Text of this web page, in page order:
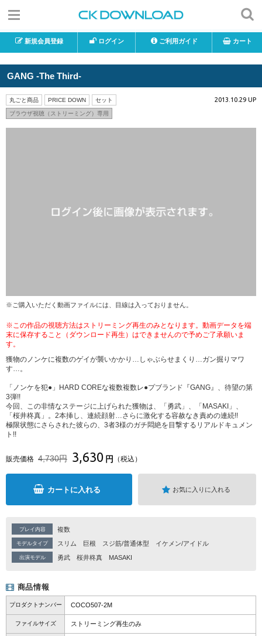
新規会員登録 ログイン ご利用ガイド カート
GANG -The Third-
丸ごと商品 PRICE DOWN セット
ブラウザ視聴（ストリーミング）専用
2013.10.29 UP
※ご購入いただく動画ファイルには、目線は入っておりません。
※この作品の視聴方法はストリーミング再生のみとなります。動画データを端
末に保存すること（ダウンロード再生）はできませんので予めご了承願いま
す。
獲物のノンケに複数のゲイが襲いかかり…しゃぶらせまくり…ガン掘りマワ
す…。
「ノンケを犯●」HARD COREな複数複数レ●プブランド『GANG』、待望の第
3弾!!
今回、この非情なステージに上げられた獲物は、「勇武」、「MASAKI」、
「桜井柊真」。2本挿し、連続顔射…さらに激化する容赦なき責めの連続!!
極限状態にさらされた彼らの、3者3様のガチ悶絶を目撃するリアルドキュメン
ト!!
販売価格 4,730円 3,630 円 （税込）
カートに入れる お気に入りに入れる
プレイ内容 複数
モデルタイプ スリム 巨根 スジ筋/普通体型 イケメン/アイドル
出演モデル 勇武 桜井柊真 MASAKI
商品情報
プロダクトナンバー COCO507-2M
ファイルサイズ ストリーミング再生のみ